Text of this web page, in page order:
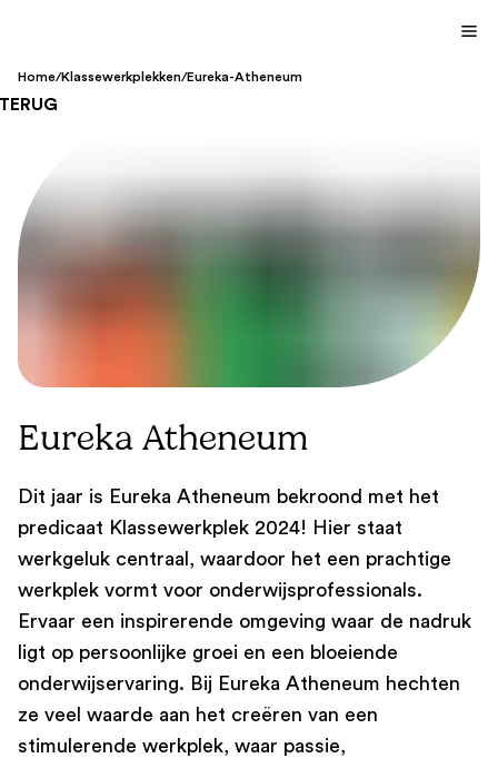
Home/Klassewerkplekken/Eureka-Atheneum
Eureka Atheneum
Dit jaar is Eureka Atheneum bekroond met het
predicaat Klassewerkplek 2024! Hier staat
werkgeluk centraal, waardoor het een prachtige
werkplek vormt voor onderwijsprofessionals.
Ervaar een inspirerende omgeving waar de nadruk
ligt op persoonlijke groei en een bloeiende
onderwijservaring. Bij Eureka Atheneum hechten
ze veel waarde aan het creëren van een
stimulerende werkplek, waar passie,